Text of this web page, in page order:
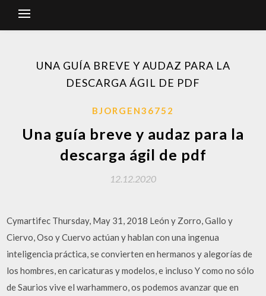
UNA GUÍA BREVE Y AUDAZ PARA LA
DESCARGA ÁGIL DE PDF
BJORGEN36752
Una guía breve y audaz para la
descarga ágil de pdf
12.12.2020
Cymartifec Thursday, May 31, 2018 León y Zorro, Gallo y
Ciervo, Oso y Cuervo actúan y hablan con una ingenua
inteligencia práctica, se convierten en hermanos y alegorías de
los hombres, en caricaturas y modelos, e incluso Y como no sólo
de Saurios vive el warhammero, os podemos avanzar que en